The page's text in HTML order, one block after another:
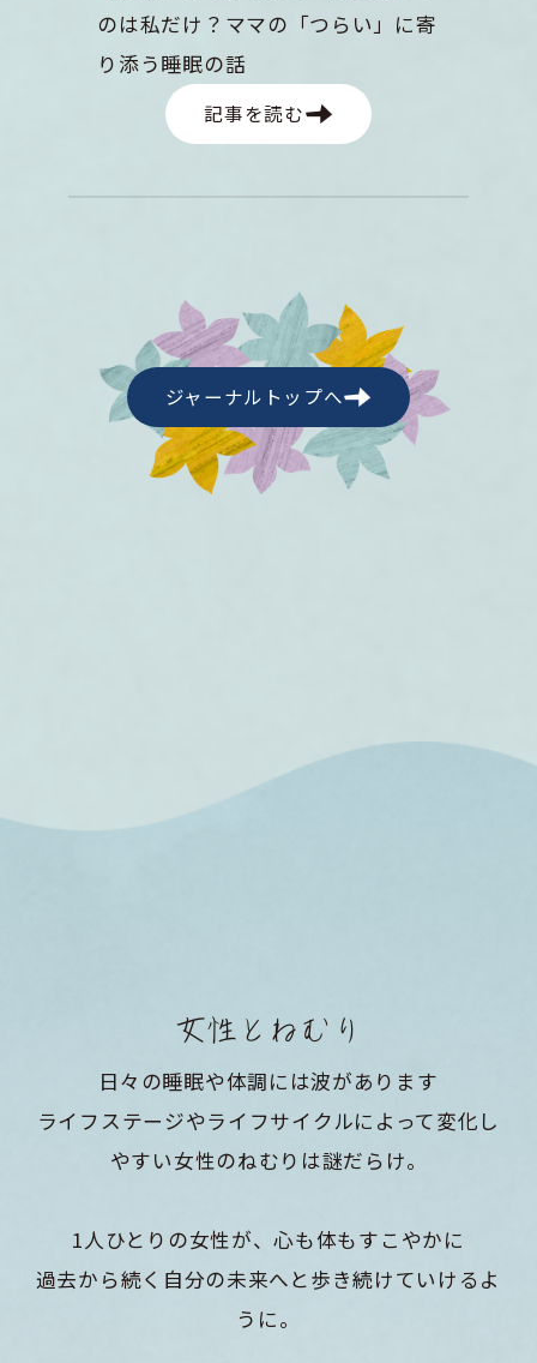
のは私だけ？ママの「つらい」に寄
り添う睡眠の話
記事を読む
ジャーナルトップへ
女性とねむり
日々の睡眠や体調には波があります
ライフステージやライフサイクルによって変化し
やすい女性のねむりは謎だらけ。
1人ひとりの女性が、心も体もすこやかに
過去から続く自分の未来へと歩き続けていけるよ
うに。